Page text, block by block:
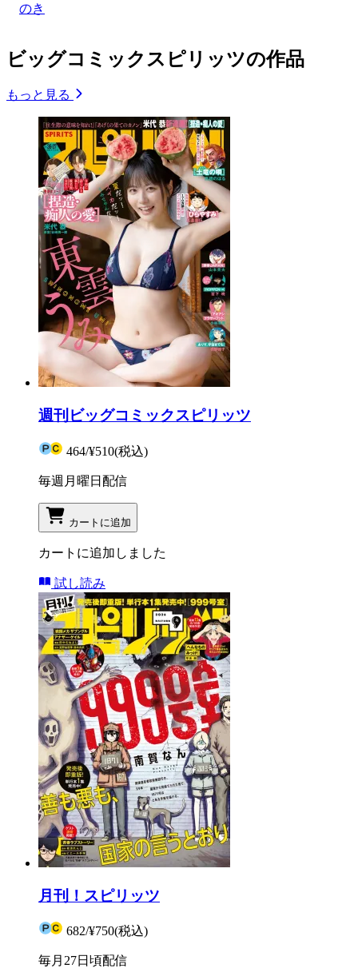
のき
ビッグコミックスピリッツの作品
もっと見る
週刊ビッグコミックスピリッツ
464/¥510(税込)
毎週月曜日配信
カートに追加
カートに追加しました
試し読み
月刊！スピリッツ
682/¥750(税込)
毎月27日頃配信